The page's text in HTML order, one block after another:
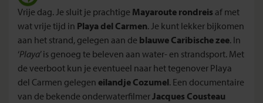
Vrije dag. Je sluit je prachtige Mayaroute rondreis af met
wat vrije tijd in Playa del Carmen. Je kunt lekker bijkomen
aan het strand, gelegen aan de blauwe Caribische zee. In
‘Playa’ is genoeg te beleven aan water- en strandsport. Met
de veerboot kun je eventueel naar het tegenover Playa
del Carmen gelegen eilandje Cozumel. Een documentaire
van de bekende onderwaterfilmerJacques Cousteau